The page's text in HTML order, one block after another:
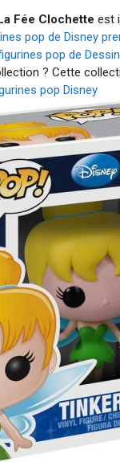
Fée Clochette est
pop de Disney
pop de
? Cette
pop Disney